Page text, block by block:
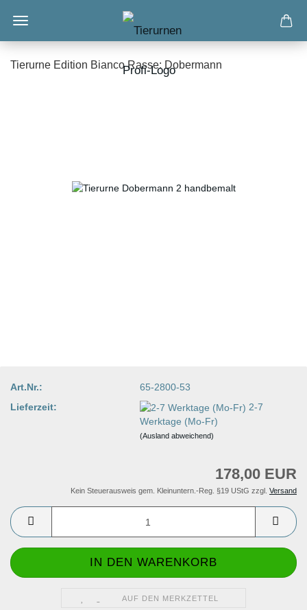
Tierurne Edition Bianco Rasse: Dobermann
Art.Nr.:
65-2800-53
Lieferzeit:
2-7
Werktage (Mo-Fr)
(Ausland abweichend)
178,00 EUR
Kein Steuerausweis gem. Kleinuntern.-Reg. §19 UStG zzgl. Versand
AUF DEN MERKZETTEL